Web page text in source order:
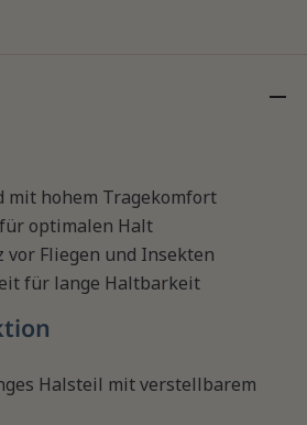
mit hohem Tragekomfort
optimalen Halt
vor Fliegen und Insekten
für lange Haltbarkeit
Halsteil mit verstellbarem